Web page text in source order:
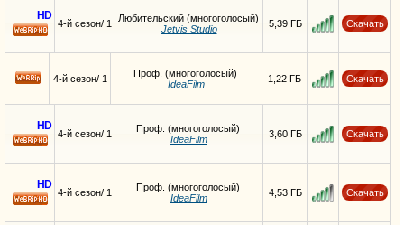
HD
4-й сезон/ 1
Любительский (многоголосый)
Jetvis Studio
5,39 ГБ Скачать
4-й сезон/ 1
Проф. (многоголосый)
IdeaFilm
1,22 ГБ Скачать
HD
4-й сезон/ 1
Проф. (многоголосый)
IdeaFilm
3,60 ГБ Скачать
HD
4-й сезон/ 1
Проф. (многоголосый)
IdeaFilm
4,53 ГБ Скачать